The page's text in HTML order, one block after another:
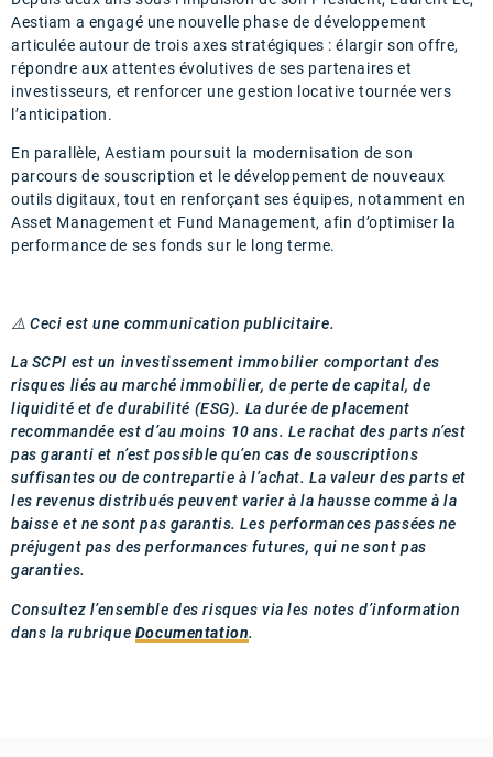
Aestiam a engagé une nouvelle phase de développement
articulée autour de trois axes stratégiques : élargir son offre,
répondre aux attentes évolutives de ses partenaires et
investisseurs, et renforcer une gestion locative tournée vers
l’anticipation.
En parallèle, Aestiam poursuit la modernisation de son
parcours de souscription et le développement de nouveaux
outils digitaux, tout en renforçant ses équipes, notamment en
Asset Management et Fund Management, afin d’optimiser la
performance de ses fonds sur le long terme.
⚠️ Ceci est une communication publicitaire.
La SCPI est un investissement immobilier comportant des
risques liés au marché immobilier, de perte de capital, de
liquidité et de durabilité (ESG). La durée de placement
recommandée est d’au moins 10 ans. Le rachat des parts n’est
pas garanti et n’est possible qu’en cas de souscriptions
suffisantes ou de contrepartie à l’achat. La valeur des parts et
les revenus distribués peuvent varier à la hausse comme à la
baisse et ne sont pas garantis. Les performances passées ne
préjugent pas des performances futures, qui ne sont pas
garanties.
Consultez l’ensemble des risques via les notes d’information
dans la rubrique Documentation.